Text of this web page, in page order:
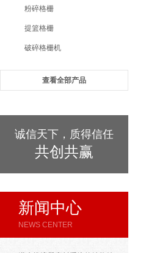
粉碎格栅
提篮格栅
破碎格栅机
查看全部产品
诚信天下，质得信任
共创共赢
新闻中心
NEWS CENTER